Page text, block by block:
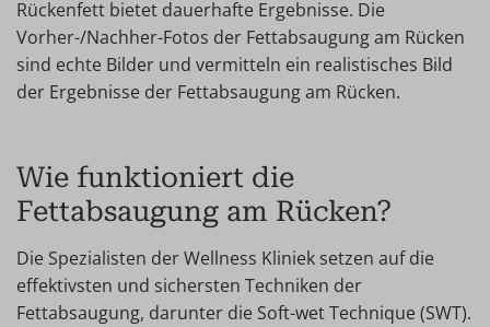
Rückenfett bietet dauerhafte Ergebnisse. Die
Vorher-/Nachher-Fotos der Fettabsaugung am Rücken
sind echte Bilder und vermitteln ein realistisches Bild
der Ergebnisse der Fettabsaugung am Rücken.
Wie funktioniert die
Fettabsaugung am Rücken?
Die Spezialisten der Wellness Kliniek setzen auf die
effektivsten und sichersten Techniken der
Fettabsaugung, darunter die Soft-wet Technique (SWT).